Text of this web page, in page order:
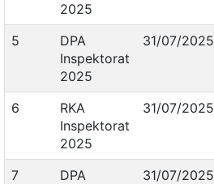
2025
5
DPA
Inspektorat
2025
31/07/2025
6
RKA
Inspektorat
2025
31/07/2025
7
DPA
31/07/2025